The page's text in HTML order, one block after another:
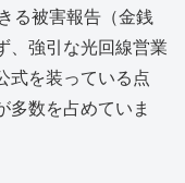
る被害報告（金銭
、強引な光回線営業
式を装っている点
多数を占めていま